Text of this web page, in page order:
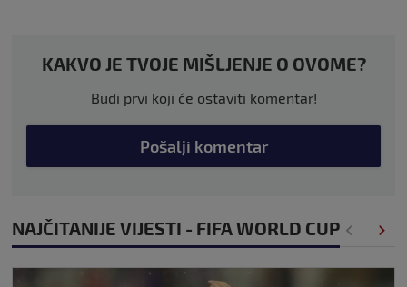
KAKVO JE TVOJE MIŠLJENJE O OVOME?
Budi prvi koji će ostaviti komentar!
Pošalji komentar
NAJČITANIJE VIJESTI - FIFA WORLD CUP